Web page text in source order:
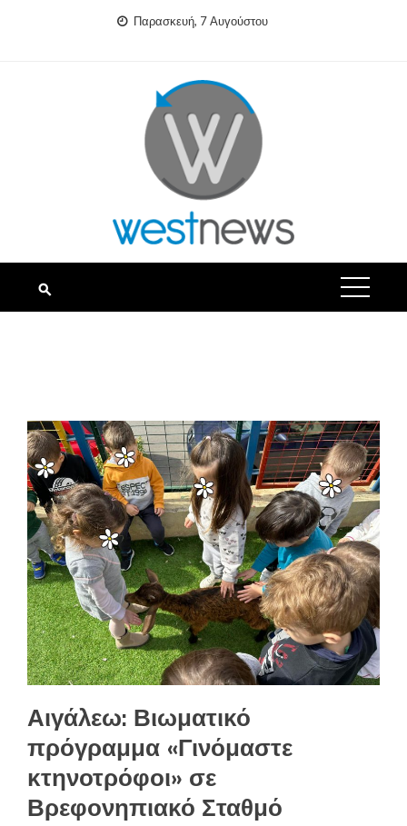
Παρασκευή, 7 Αυγούστου
Αιγάλεω: Βιωματικό
πρόγραμμα «Γινόμαστε
κτηνοτρόφοι» σε
Βρεφονηπιακό Σταθμό